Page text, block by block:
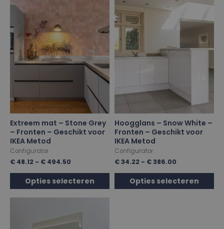
Extreem mat – Stone Grey
– Fronten – Geschikt voor
IKEA Metod
Configurator
€ 48.12 - € 494.50
Opties selecteren
Hoogglans – Snow White –
Fronten – Geschikt voor
IKEA Metod
Configurator
€34.22 - €386.00
Opties selecteren